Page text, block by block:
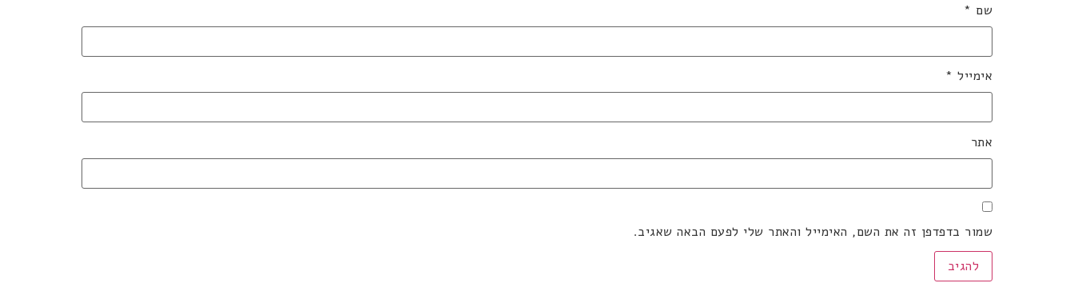
שם *
אימייל *
אתר
שמור בדפדפן זה את השם, האימייל והאתר שלי לפעם הבאה שאגיב.